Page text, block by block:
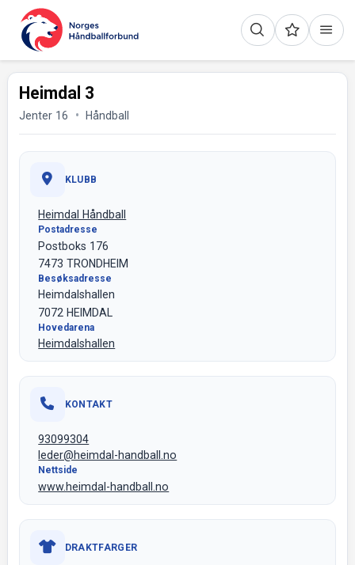
Heimdal 3
Jenter 16 Håndball
KLUBB
Heimdal Håndball
Postadresse
Postboks 176
7473 TRONDHEIM
Besøksadresse
Heimdalshallen
7072 HEIMDAL
Hovedarena
Heimdalshallen
KONTAKT
93099304
leder@heimdal-handball.no
Nettside
www.heimdal-handball.no
DRAKTFARGER